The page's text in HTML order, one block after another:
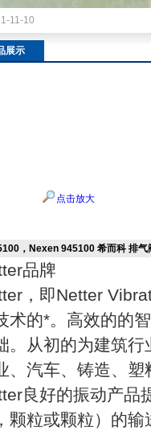
11-10
展示
点击放大
，Nexen 945100 希而科 排气
品牌
，即Netter
术的*。高效的的
。从初的为建筑
、汽车、铸造、
良好的振动产品
颗粒或颗粒）的